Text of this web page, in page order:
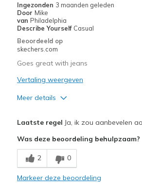
Ingezonden 3 maanden geleden
Door Mike
van Philadelphia
Describe Yourself Casual
Beoordeeld op
skechers.com
Goes great with jeans
Vertaling weergeven
Meer details
Breathe Well
Comfortable
Laatste regel Ja, ik zou aanbevelen
Was deze beoordeling behulpzaam?
2 0
Markeer deze beoordeling